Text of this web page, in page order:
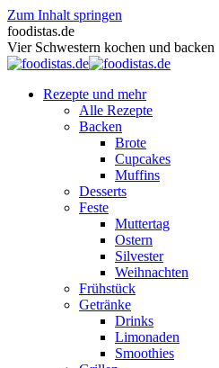
Zum Inhalt springen
foodistas.de
Vier Schwestern kochen und backen
Rezepte und mehr
Alle Rezepte
Backen
Brote
Cupcakes
Muffins
Desserts
Feste
Muttertag
Ostern
Silvester
Weihnachten
Frühstück
Getränke
Drinks
Limonaden
Smoothies